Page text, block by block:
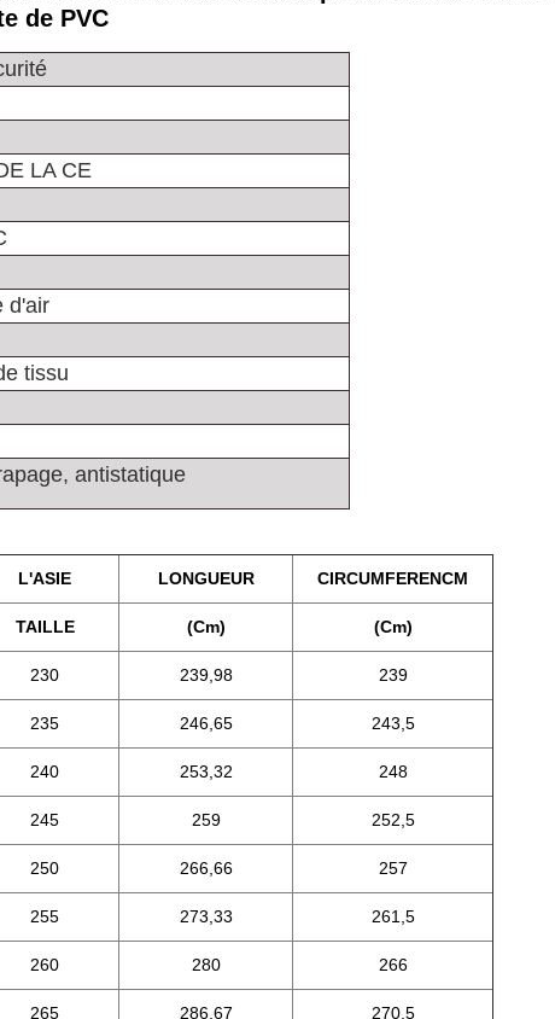
de PVC
LA CE
d'air
tissu
antistatique
L'ASIE LONGUEUR CIRCUMFERENCM
TAILLE (Cm) (Cm)
230 239,98 239
235 246,65 243,5
240 253,32 248
245 259 252,5
250 266,66 257
255 273,33 261,5
260 280 266
265 286,67 270,5